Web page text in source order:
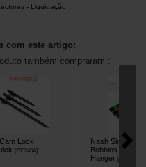
- Liquidação
com este artigo:
também compraram :
Lock
[205245A]
Nash Siren
Bobbins Small
Hanger